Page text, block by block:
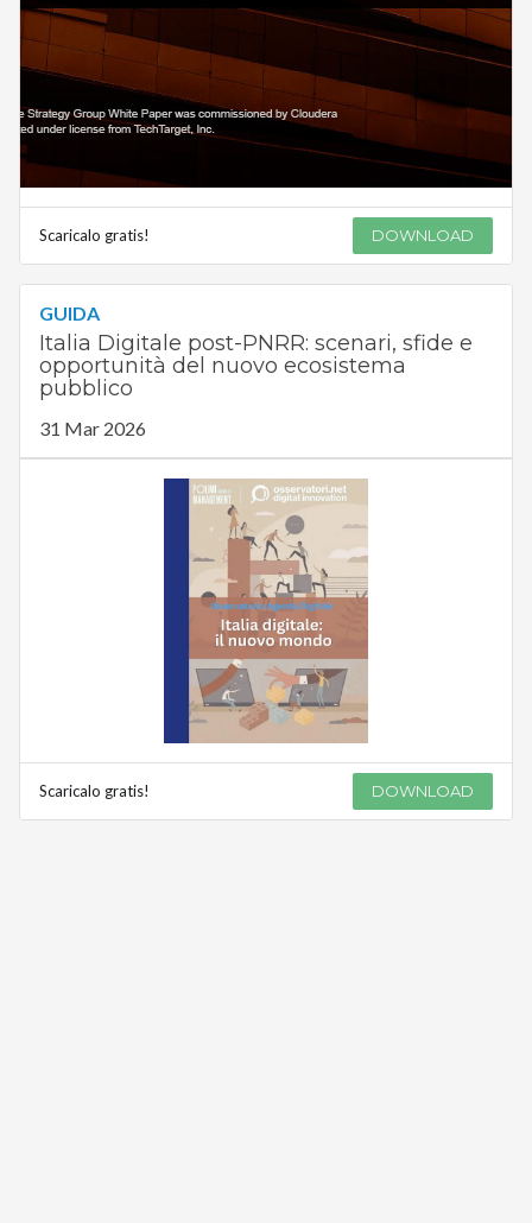
Scaricalo gratis! DOWNLOAD
GUIDA
Italia Digitale post-PNRR: scenari, sfide e
opportunità del nuovo ecosistema
pubblico
31 Mar 2026
Scaricalo gratis! DOWNLOAD